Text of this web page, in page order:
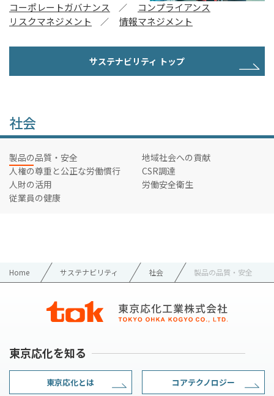
コーポレートガバナンス
コンプライアンス
リスクマネジメント
情報マネジメント
サステナビリティ トップ
社会
製品の品質・安全
地域社会への貢献
人権の尊重と公正な労働慣行
CSR調達
人財の活用
労働安全衛生
従業員の健康
Home サステナビリティ 社会 製品の品質・安全
東京応化を知る
東京応化とは コアテクノロジー